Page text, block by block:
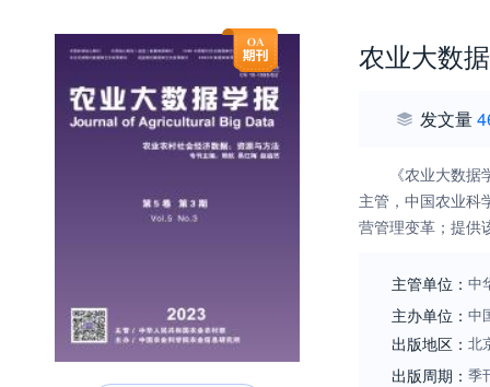
农业大数
发文量
《农业大数
主管，中国农业科
营管理变革；提供
主管单位： 中
主办单位： 中
出版地区： 北
出版周期： 季